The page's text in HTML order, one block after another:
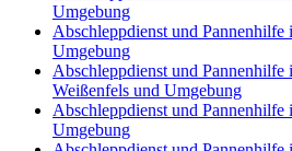
Umgebung
Abschleppdienst und Pannenhilfe
Umgebung
Abschleppdienst und Pannenhilfe
Weißenfels und Umgebung
Abschleppdienst und Pannenhilfe
Umgebung